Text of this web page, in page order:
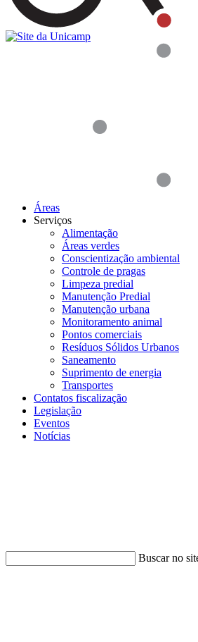
Áreas
Serviços
Alimentação
Áreas verdes
Conscientização ambiental
Controle de pragas
Limpeza predial
Manutenção Predial
Manutenção urbana
Monitoramento animal
Pontos comerciais
Resíduos Sólidos Urbanos
Saneamento
Suprimento de energia
Transportes
Contatos fiscalização
Legislação
Eventos
Notícias
Buscar no